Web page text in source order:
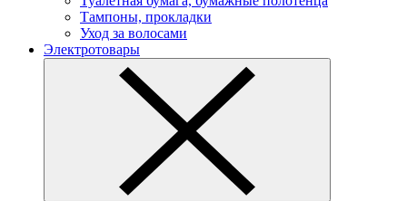
Тампоны, прокладки
Уход за волосами
Электротовары